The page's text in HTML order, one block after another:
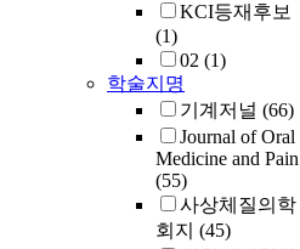
KCI등재후보
(1)
02 (1)
학술지명
기계저널 (66)
Journal of Oral
Medicine and Pain
(55)
사상체질의학
회지 (45)